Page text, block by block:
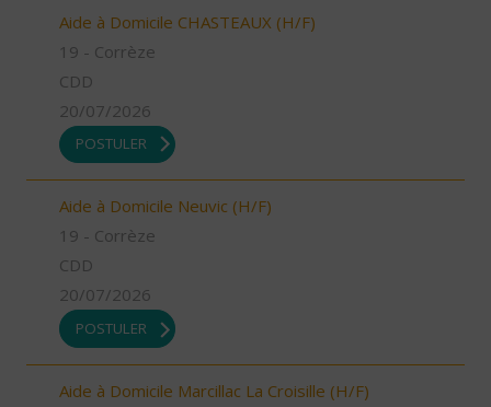
Aide à Domicile CHASTEAUX (H/F)
19 - Corrèze
CDD
20/07/2026
POSTULER
Aide à Domicile Neuvic (H/F)
19 - Corrèze
CDD
20/07/2026
POSTULER
Aide à Domicile Marcillac La Croisille (H/F)